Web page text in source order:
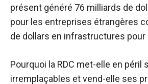
présent généré 76 milliards de
pour les entreprises étrangères
de dollars en infrastructures pour
Pourquoi la RDC met-elle en
irremplaçables et vend-elle ses